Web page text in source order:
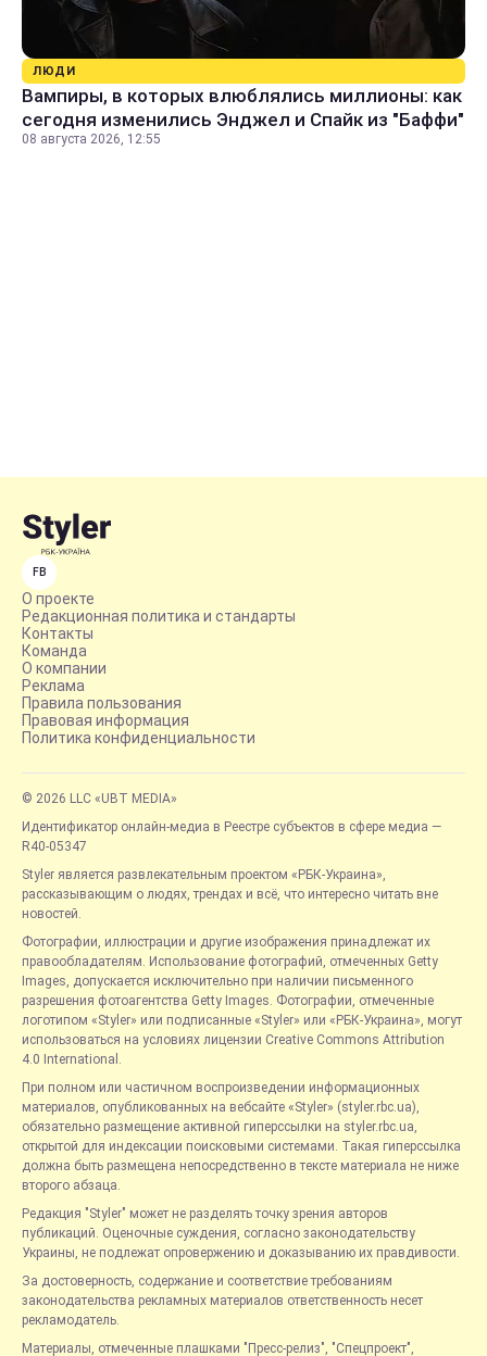
ЛЮДИ
Вампиры, в которых влюблялись миллионы: как
сегодня изменились Энджел и Спайк из "Баффи"
08 августа 2026, 12:55
FB
О проекте
Редакционная политика и стандарты
Контакты
Команда
О компании
Реклама
Правила пользования
Правовая информация
Политика конфиденциальности
© 2026 LLC «UBT MEDIA»
Идентификатор онлайн-медиа в Реестре субъектов в сфере медиа —
R40-05347
Styler является развлекательным проектом «РБК-Украина»,
рассказывающим о людях, трендах и всё, что интересно читать вне
новостей.
Фотографии, иллюстрации и другие изображения принадлежат их
правообладателям. Использование фотографий, отмеченных Getty
Images, допускается исключительно при наличии письменного
разрешения фотоагентства Getty Images. Фотографии, отмеченные
логотипом «Styler» или подписанные «Styler» или «РБК-Украина», могут
использоваться на условиях лицензии Creative Commons Attribution
4.0 International.
При полном или частичном воспроизведении информационных
материалов, опубликованных на вебсайте «Styler» (styler.rbc.ua),
обязательно размещение активной гиперссылки на styler.rbc.ua,
открытой для индексации поисковыми системами. Такая гиперссылка
должна быть размещена непосредственно в тексте материала не ниже
второго абзаца.
Редакция "Styler" может не разделять точку зрения авторов
публикаций. Оценочные суждения, согласно законодательству
Украины, не подлежат опровержению и доказыванию их правдивости.
За достоверность, содержание и соответствие требованиям
законодательства рекламных материалов ответственность несет
рекламодатель.
Материалы, отмеченные плашками "Пресс-релиз", "Спецпроект",